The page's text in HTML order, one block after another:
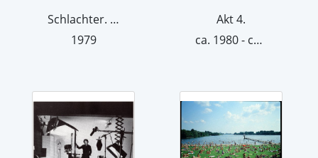
Schlachter. Aus der Serie "Der Mensch...
1979
Akt 4.
ca. 1980 - ca. 2000